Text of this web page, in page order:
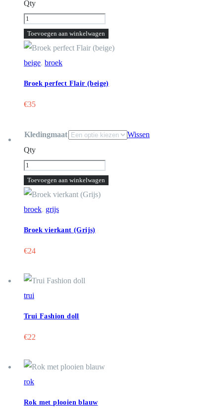
Qty
Broek
perfect
Flair
(beige)
Toevoegen aan winkelwagen
beige, broek
Broek perfect Flair (beige)
€35
Kledingmaat
Wissen
Qty
Broek
vierkant
(Grijs)
aantal
Toevoegen aan winkelwagen
broek, grijs
Broek vierkant (Grijs)
€24
trui
Trui Fashion doll
€22
rok
Rok met plooien blauw